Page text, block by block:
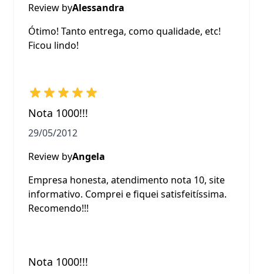
Review byAlessandra
Ótimo! Tanto entrega, como qualidade, etc!
Ficou lindo!
Nota 1000!!!
29/05/2012
Review byAngela
Empresa honesta, atendimento nota 10, site
informativo. Comprei e fiquei satisfeitíssima.
Recomendo!!!
Nota 1000!!!